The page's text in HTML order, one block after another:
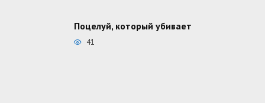
Поцелуй, который убивает
41